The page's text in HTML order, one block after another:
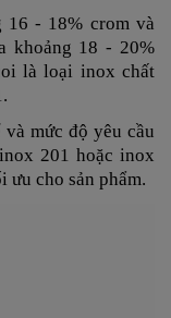
16 - 18% crom và
khoảng 18 - 20%
là loại inox chất
mức độ yêu cầu
201 hoặc inox
ưu cho sản phẩm.